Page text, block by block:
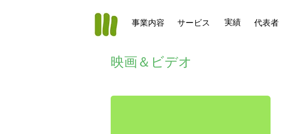
事業内容 サービス 実績 代表者
映画＆ビデオ